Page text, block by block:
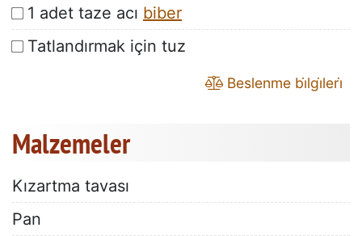
1 adet taze acı biber
Tatlandırmak için tuz
Beslenme bi̇lgi̇leri̇
Malzemeler
Kızartma tavası
Pan